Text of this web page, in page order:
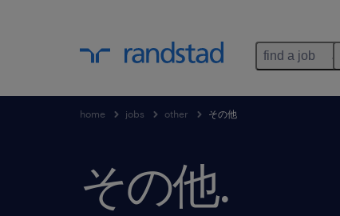
find a job
home jobs other その他
その他.